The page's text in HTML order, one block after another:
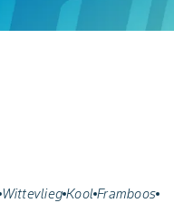
Wittevlieg Kool Framboos